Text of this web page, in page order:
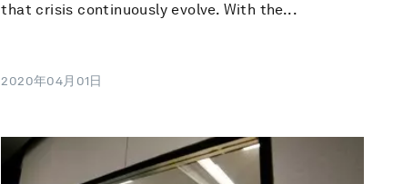
that crisis continuously evolve. With the...
2020年04月01日